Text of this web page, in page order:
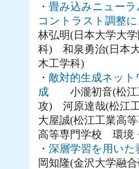
・ 畳み込みニュー
コントラスト調整
林弘明(日本大学大
科) 和泉勇治(日本
木工学科)
・ 敵対的生成ネッ
成 小瀧初音(松江
攻) 河原達哉(松江
大屋誠(松江工業高
高等専門学校 環境
・ 深層学習を用い
岡知隆(金沢大学融